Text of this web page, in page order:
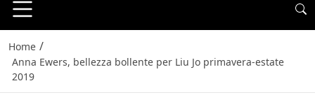
Home /
Anna Ewers, bellezza bollente per Liu Jo primavera-estate
2019